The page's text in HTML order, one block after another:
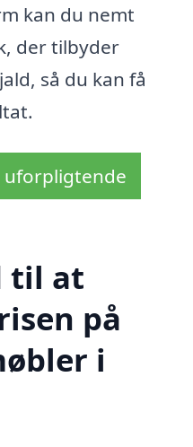
kan du nemt
der tilbyder
så du kan få
uforpligtende
til at
på
i